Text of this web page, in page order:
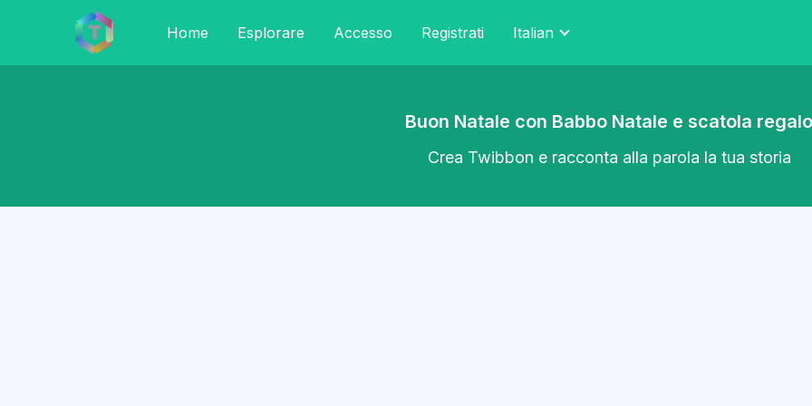
Home Esplorare Accesso Registrati Italian
Buon Natale con Babbo Natale e scatola regalo
Crea Twibbon e racconta alla parola la tua storia